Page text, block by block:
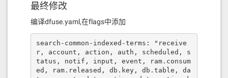
最终修改
编译dfuse.yaml,在flags中添加
search-common-indexed-terms: "receive
r, account, action, auth, scheduled, s
tatus, notif, input, event, ram.consum
ed, ram.released, db.key, db.table, da